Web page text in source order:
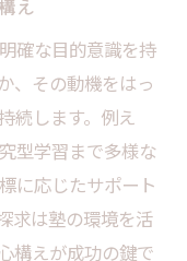
びの深め方
ート体制とは
感アップ術
える影響を解
チベーション維
え
確な目的意識を持
、その動機をはっ
続します。例え
型学習まで多様な
に応じたサポート
求は塾の環境を活
構えが成功の鍵で